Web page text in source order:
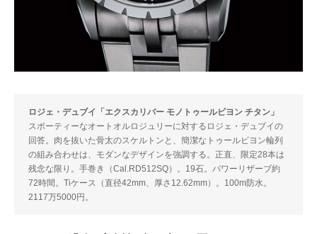
ロジェ・デュブイ「エクスカリバー モノトゥールビヨン チタン」
スポーティーなオートオルロジュリーに対するロジェ・デュブイの
回答。肉を抜いた骨太のスケルトンと、簡潔なトゥールビヨン輪列
の組み合わせは、モダンなデザインを強調する。正直、限定28本は
残念な限り。手巻き（Cal.RD512SQ）。19石。パワーリザーブ約
72時間。Tiケース（直径42mm、厚さ12.62mm）。100m防水。
2117万5000円。